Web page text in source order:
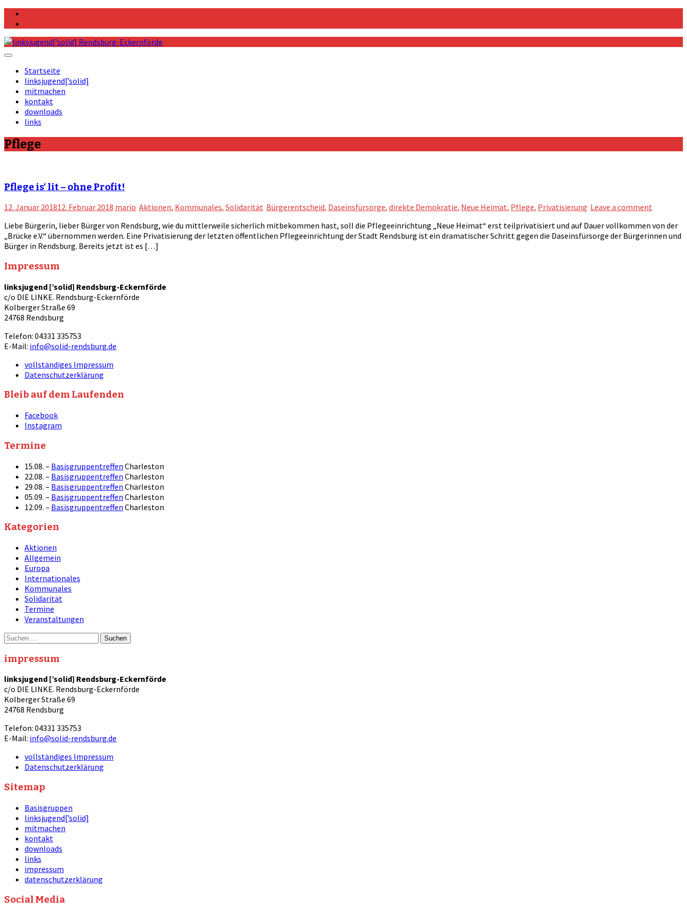
Skip
Startseite
linksjugend[’solid]
mitmachen
kontakt
downloads
links
Pflege
Pflege is‘ lit – ohne Profit!
12. Januar 201812. Februar 2018 mario Aktionen, Kommunales, Solidarität Bürgerentscheid, Daseinsfürsorge, direkte Demokratie, Neue Heimat, Pflege, Privatisierung Leave a comment
Liebe Bürgerin, lieber Bürger von Rendsburg, wie du mittlerweile sicherlich mitbekommen hast, soll die Pflegeeinrichtung „Neue Heimat“ erst teilprivatisiert und auf Dauer vollkommen von der
„Brücke e.V.“ übernommen werden. Eine Privatisierung der letzten öffentlichen Pflegeeinrichtung der Stadt Rendsburg ist ein dramatischer Schritt gegen die Daseinsfürsorge der Bürgerinnen und
Bürger in Rendsburg. Bereits jetzt ist es […]
Impressum
linksjugend [’solid] Rendsburg-Eckernförde
c/o DIE LINKE. Rendsburg-Eckernförde
Kolberger Straße 69
24768 Rendsburg
Telefon: 04331 335753
E-Mail: info@solid-rendsburg.de
vollständiges Impressum
Datenschutzerklärung
Bleib auf dem Laufenden
Facebook
Instagram
Termine
15.08. – Basisgruppentreffen Charleston
22.08. – Basisgruppentreffen Charleston
29.08. – Basisgruppentreffen Charleston
05.09. – Basisgruppentreffen Charleston
12.09. – Basisgruppentreffen Charleston
Kategorien
Aktionen
Allgemein
Europa
Internationales
Kommunales
Solidarität
Termine
Veranstaltungen
Suche
impressum
linksjugend [’solid] Rendsburg-Eckernförde
c/o DIE LINKE. Rendsburg-Eckernförde
Kolberger Straße 69
24768 Rendsburg
Telefon: 04331 335753
E-Mail: info@solid-rendsburg.de
vollständiges Impressum
Datenschutzerklärung
Sitemap
Basisgruppen
linksjugend[’solid]
mitmachen
kontakt
downloads
links
impressum
datenschutzerklärung
Social Media